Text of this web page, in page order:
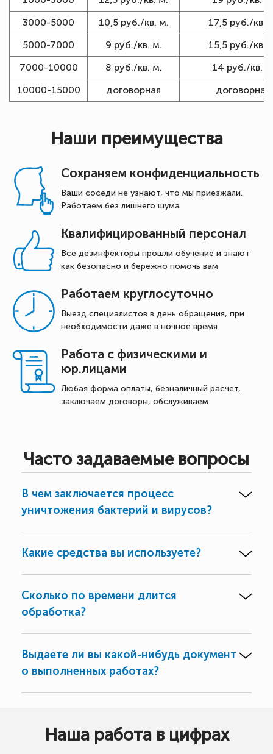
3000-5000
10,5 руб./кв. м.
17,5 руб./кв.
5000-7000
9 руб./кв. м.
15,5 руб./кв.
7000-10000
8 руб./кв. м.
14 руб./кв.
10000-15000
договорная договорная
Наши преимущества
Сохраняем конфиденциальность
Ваши соседи не узнают, что мы приезжали.
Работаем без лишнего шума
Квалифицированный персонал
Все дезинфекторы прошли обучение и знают
как безопасно и бережно помочь вам
Работаем круглосуточно
Выезд специалистов в день обращения, при
необходимости даже в ночное время
Работа с физическими и
юр.лицами
Любая форма оплаты, безналичный расчет,
заключаем договоры, обслуживаем
Часто задаваемые вопросы
В чем заключается процесс
уничтожения бактерий и вирусов?
Какие средства вы используете?
Сколько по времени длится
обработка?
Выдаете ли вы какой-нибудь документ
о выполненных работах?
Наша работа в цифрах